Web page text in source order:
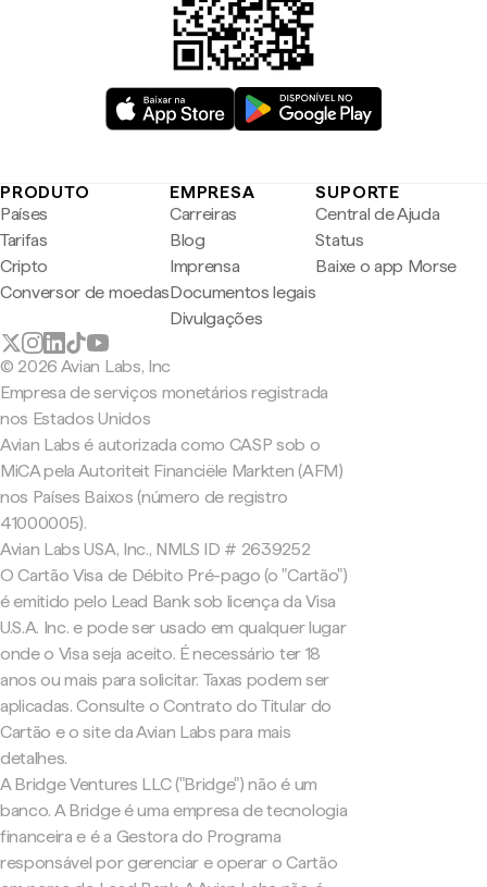
PRODUTO
Países
Tarifas
Cripto
Conversor de moedas
EMPRESA
Carreiras
Blog
Imprensa
Documentos legais
Divulgações
SUPORTE
Central de Ajuda
Status
Baixe o app Morse
© 2026 Avian Labs, Inc
Empresa de serviços monetários registrada
nos Estados Unidos
Avian Labs é autorizada como CASP sob o
MiCA pela Autoriteit Financiële Markten (AFM)
nos Países Baixos (número de registro
41000005).
Avian Labs USA, Inc., NMLS ID # 2639252
O Cartão Visa de Débito Pré-pago (o "Cartão")
é emitido pelo Lead Bank sob licença da Visa
U.S.A. Inc. e pode ser usado em qualquer lugar
onde o Visa seja aceito. É necessário ter 18
anos ou mais para solicitar. Taxas podem ser
aplicadas. Consulte o Contrato do Titular do
Cartão e o site da Avian Labs para mais
detalhes.
A Bridge Ventures LLC ("Bridge") não é um
banco. A Bridge é uma empresa de tecnologia
financeira e é a Gestora do Programa
responsável por gerenciar e operar o Cartão